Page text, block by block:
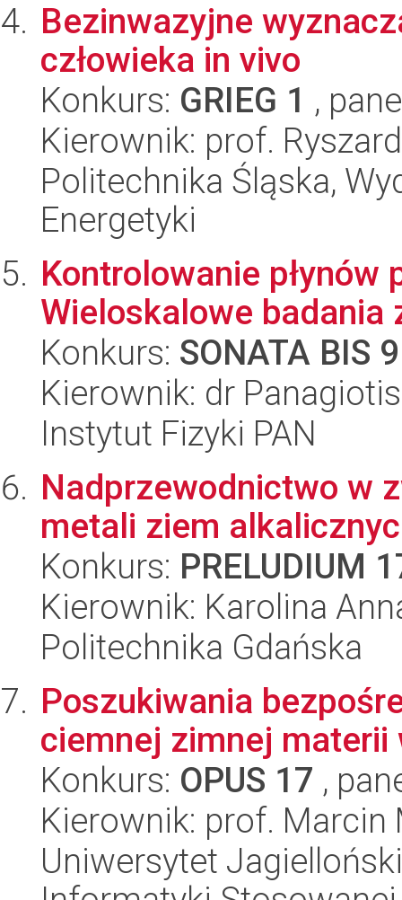
Bezinwazyjne
człowieka in vivo
Konkurs: GRIEG 1 ,
Kierownik: prof.
Politechnika Śląska,
Energetyki
Kontrolowanie
Wieloskalowe
Konkurs: SONATA BIS 9
Kierownik: dr
Instytut Fizyki PAN
Nadprzewodnictwo w
metali ziem
Konkurs: PRELUDIUM
Kierownik: Karolina
Politechnika Gdańska
Poszukiwania
ciemnej zimnej materii
Konkurs: OPUS 17 ,
Kierownik: prof. Marcin
Uniwersytet